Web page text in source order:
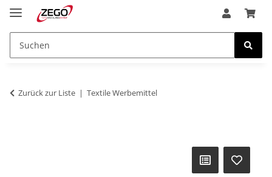
Zurück zur Liste Textile Werbemittel